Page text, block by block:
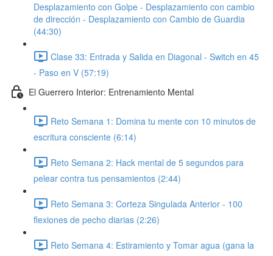
Desplazamiento con Golpe - Desplazamiento con cambio
de dirección - Desplazamiento con Cambio de Guardia
(44:30)
Clase 33: Entrada y Salida en Diagonal - Switch en 45
- Paso en V (57:19)
El Guerrero Interior: Entrenamiento Mental
Reto Semana 1: Domina tu mente con 10 minutos de
escritura consciente (6:14)
Reto Semana 2: Hack mental de 5 segundos para
pelear contra tus pensamientos (2:44)
Reto Semana 3: Corteza Singulada Anterior - 100
flexiones de pecho diarias (2:26)
Reto Semana 4: Estiramiento y Tomar agua (gana la